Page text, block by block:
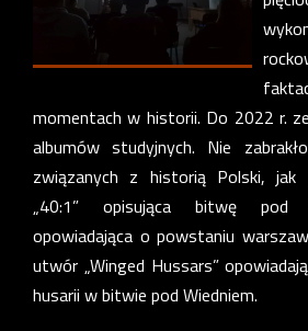
momentach w historii. Do 2022 r.
albumów studyjnych. Nie
związanych z historią Polski, jak
„40:1” opisująca bitwę pod
opowiadająca o powstaniu
utwór „Winged Hussars”
husarii w bitwie pod Wiedniem.